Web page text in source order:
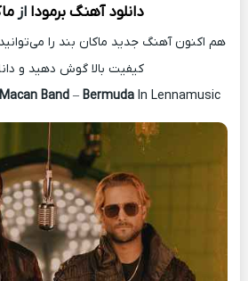
دانلود آهنگ برمودا از
هم اکنون آهنگ جدید ماکان بند را
کیفیت بالا گوش دهید و
Macan Band– BermudaIn Lennamusic